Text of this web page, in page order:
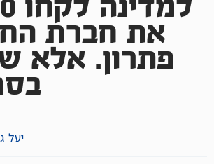
את חברת
פתרון. אלא
יעל